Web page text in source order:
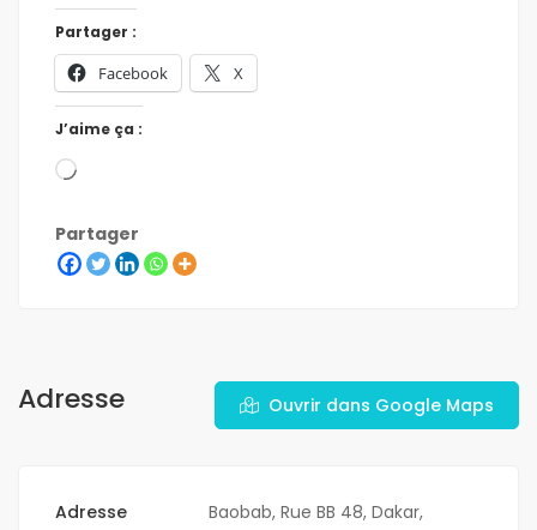
Partager :
Facebook X
J’aime ça :
Partager
Adresse Ouvrir dans Google Maps
Adresse
Baobab, Rue BB 48, Dakar,